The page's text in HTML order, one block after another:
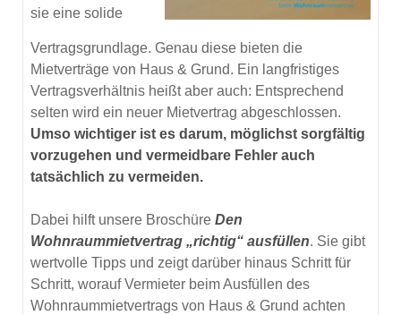
sie eine solide
Vertragsgrundlage. Genau diese bieten die
Mietverträge von Haus & Grund. Ein langfristiges
Vertragsverhältnis heißt aber auch: Entsprechend
selten wird ein neuer Mietvertrag abgeschlossen.
Umso wichtiger ist es darum, möglichst sorgfältig
vorzugehen und vermeidbare Fehler auch
tatsächlich zu vermeiden.
Dabei hilft unsere Broschüre Den
Wohnraummietvertrag „richtig“ ausfüllen. Sie gibt
wertvolle Tipps und zeigt darüber hinaus Schritt für
Schritt, worauf Vermieter beim Ausfüllen des
Wohnraummietvertrags von Haus & Grund achten